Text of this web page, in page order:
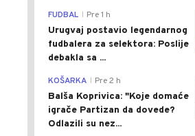
FUDBAL Pre 1 h
Urugvaj postavio legendarnog
fudbalera za selektora: Poslije
debakla sa ...
KOŠARKA Pre 2 h
Balša Koprivica: "Koje domaće
igrače Partizan da dovede?
Odlazili su nez...